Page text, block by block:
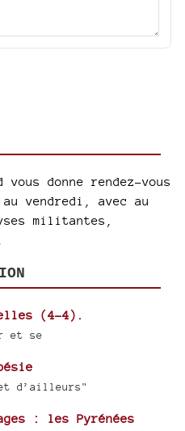
vous donne rendez-vous
vendredi, avec au
militantes,
(4-4).
et se
d’ailleurs"
: les Pyrénées